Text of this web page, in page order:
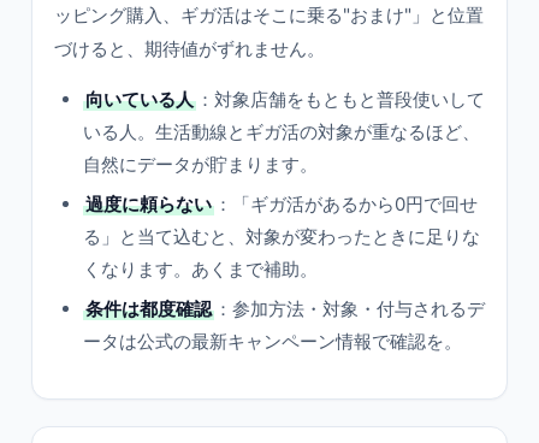
ッピング購入、ギガ活はそこに乗る"おまけ"」と位置
づけると、期待値がずれません。
向いている人 ：対象店舗をもともと普段使いして
いる人。生活動線とギガ活の対象が重なるほど、
自然にデータが貯まります。
過度に頼らない ：「ギガ活があるから0円で回せ
る」と当て込むと、対象が変わったときに足りな
くなります。あくまで補助。
条件は都度確認 ：参加方法・対象・付与されるデ
ータは公式の最新キャンペーン情報で確認を。